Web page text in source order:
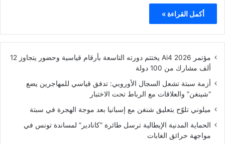
أكمل القراءة »
مؤتمر Ai4 2026 يختتم دورته التاسعة بأرقام قياسية وحضور يتجاوز 12
ألف مشارك من 100 دولة
أزمة سبتة تشعل السجال الأوروبي: تدفق قياسي للمهاجرين يضع
“شينغن” والعلاقات مع الرباط تحت الاختبار
ميلوني تلوّح بتعليق شنغن مع إسبانيا بعد موجة الهجرة في سبتة
الحماية المدنية الإيطالية ترسل طائرة “كانادير” لمساندة تونس في
مواجهة حرائق الغابات